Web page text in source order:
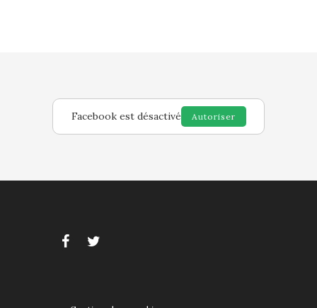
Facebook est désactivé Autoriser